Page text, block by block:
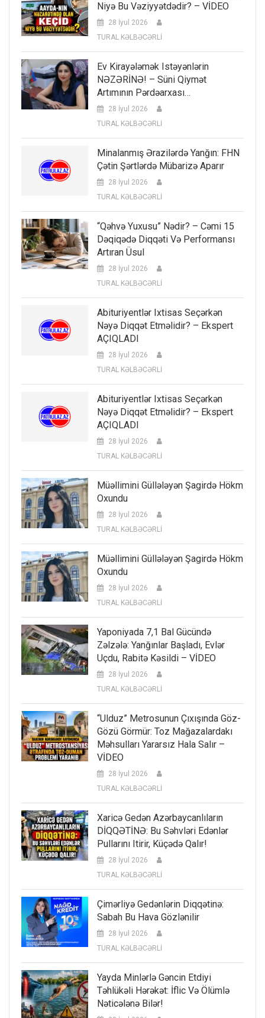
Niyə Bu Vəziyyətdədir? – VİDEO
28 İyul 2026
TURAL KƏLBƏCƏRLİ
Ev Kirayələmək Istəyənlərin
NƏZƏRİNƏ! – Süni Qiymət
Artımının Pərdəarxası…
28 İyul 2026
TURAL KƏLBƏCƏRLİ
Minalanmış Ərazilərdə Yanğın: FHN
Çətin Şərtlərdə Mübarizə Aparır
28 İyul 2026
TURAL KƏLBƏCƏRLİ
“Qəhvə Yuxusu” Nədir? – Cəmi 15
Dəqiqədə Diqqəti Və Performansı
Artıran Üsul
28 İyul 2026
TURAL KƏLBƏCƏRLİ
Abituriyentlər Ixtisas Seçərkən
Nəyə Diqqət Etməlidir? – Ekspert
AÇIQLADI
28 İyul 2026
TURAL KƏLBƏCƏRLİ
Abituriyentlər Ixtisas Seçərkən
Nəyə Diqqət Etməlidir? – Ekspert
AÇIQLADI
28 İyul 2026
TURAL KƏLBƏCƏRLİ
Müəllimini Güllələyən Şagirdə Hökm
Oxundu
28 İyul 2026
TURAL KƏLBƏCƏRLİ
Müəllimini Güllələyən Şagirdə Hökm
Oxundu
28 İyul 2026
TURAL KƏLBƏCƏRLİ
Yaponiyada 7,1 Bal Gücündə
Zəlzələ: Yanğınlar Başladı, Evlər
Uçdu, Rabitə Kəsildi – VİDEO
28 İyul 2026
TURAL KƏLBƏCƏRLİ
“Ulduz” Metrosunun Çıxışında Göz-
Gözü Görmür: Toz Mağazalardakı
Məhsulları Yararsız Hala Salır –
VİDEO
28 İyul 2026
TURAL KƏLBƏCƏRLİ
Xaricə Gedən Azərbaycanlıların
DİQQƏTİNƏ: Bu Səhvləri Edənlər
Pullarını Itirir, Küçədə Qalır!
28 İyul 2026
TURAL KƏLBƏCƏRLİ
Çimərliyə Gedənlərin Diqqətinə:
Sabah Bu Hava Gözlənilir
28 İyul 2026
TURAL KƏLBƏCƏRLİ
Yayda Minlərlə Gəncin Etdiyi
Təhlükəli Hərəkət: İflic Və Ölümlə
Nəticələnə Bilər!